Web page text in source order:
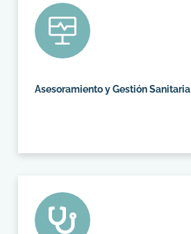
Asesoramiento y Gestión Sanitaria